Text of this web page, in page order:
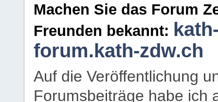
Machen Sie das Forum
Freunden bekannt:
forum.kath-zdw.ch
Auf die Veröffentlichung
Forumsbeiträge habe ich